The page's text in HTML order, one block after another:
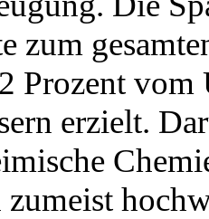
zum
Prozent vom
erzielt.